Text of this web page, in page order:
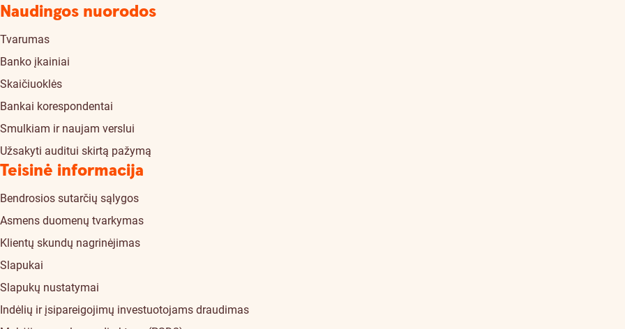
Naudingos nuorodos
Tvarumas
Banko įkainiai
Skaičiuoklės
Bankai korespondentai
Smulkiam ir naujam verslui
Užsakyti auditui skirtą pažymą
Teisinė informacija
Bendrosios sutarčių sąlygos
Asmens duomenų tvarkymas
Klientų skundų nagrinėjimas
Slapukai
Slapukų nustatymai
Indėlių ir įsipareigojimų investuotojams draudimas